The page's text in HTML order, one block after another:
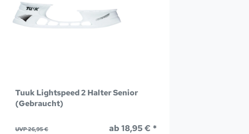
Tuuk Lightspeed 2 Halter Senior
(Gebraucht)
UVP 26,95 € ab 18,95 € *